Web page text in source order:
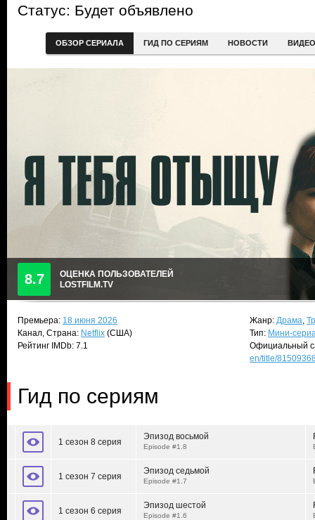
Статус: Будет объявлено
ОБЗОР СЕРИАЛА ГИД ПО СЕРИЯМ НОВОСТИ ВИДЕО
8.7
ОЦЕНКА ПОЛЬЗОВАТЕЛЕЙ
LOSTFILM.TV
Премьера: 18 июня 2026
Канал, Страна: Netflix (США)
Рейтинг IMDb: 7.1
Жанр: Драма,
Тип: Мини-
Официальный
en/title/
Гид по сериям
1 сезон 8 серия
Эпизод восьмой
Episode #1.8
1 сезон 7 серия
Эпизод седьмой
Episode #1.7
1 сезон 6 серия
Эпизод шестой
Episode #1.6